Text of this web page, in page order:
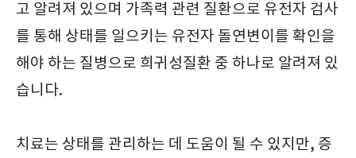
고 알려져 있으며 가족력 관련 질환으로 유전자 검사
를 통해 상태를 일으키는 유전자 돌연변이를 확인을
해야 하는 질병으로 희귀성질환 중 하나로 알려져 있
습니다.
치료는 상태를 관리하는 데 도움이 될 수 있지만, 증